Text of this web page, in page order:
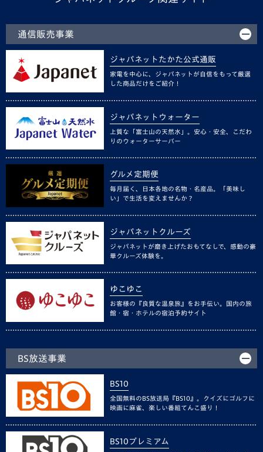
通信販売事業
ジャパネットたかた公式通販
家電を中心に、ジャパネットが自信をもって厳選
した商品だけをご紹介！
ジャパネットウォーター
上質な「富士山の天然水」。安心・安全、こだわ
りのウォーターサーバー
グルメ定期便
毎月届く、日本各地の名物・名産品。「美味し
い」で生活を変えませんか？
ジャパネットクルーズ
ジャパネットが磨き上げたおもてなしで、感動の豪
華クルーズ体験を。
ゆこゆこ
お客様の『良質な温泉旅』をお手伝い。国内の旅
館・宿・ホテルの宿泊予約サイト
BS放送事業
BS10
全国無料のBS放送局『BS10』。クイズにゴルフに
映画に麻雀、楽しい番組てんこ盛り！
BS10プレミアム